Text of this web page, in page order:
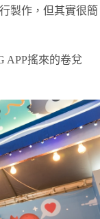
製作，但其實很簡
APP搖來的卷兌